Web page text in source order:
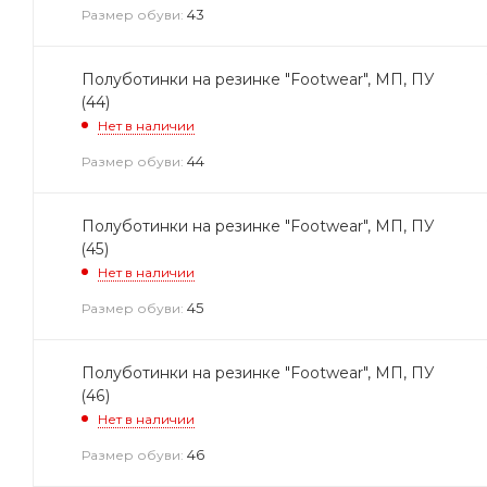
Размер обуви: 43
Полуботинки на резинке "Footwear", МП, ПУ
(44)
Нет в наличии
Размер обуви: 44
Полуботинки на резинке "Footwear", МП, ПУ
(45)
Нет в наличии
Размер обуви: 45
Полуботинки на резинке "Footwear", МП, ПУ
(46)
Нет в наличии
Размер обуви: 46